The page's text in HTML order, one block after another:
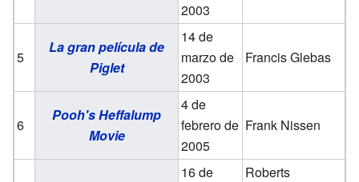
2003
5
La gran película de
Piglet
14 de
marzo de
2003
Francis Glebas
6
Pooh's Heffalump
Movie
4 de
febrero de
2005
Frank Nissen
16 de
Roberts